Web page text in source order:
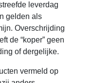
leverdag
gelden als
Overschrijding
de “koper” geen
of dergelijke.
vermeld op